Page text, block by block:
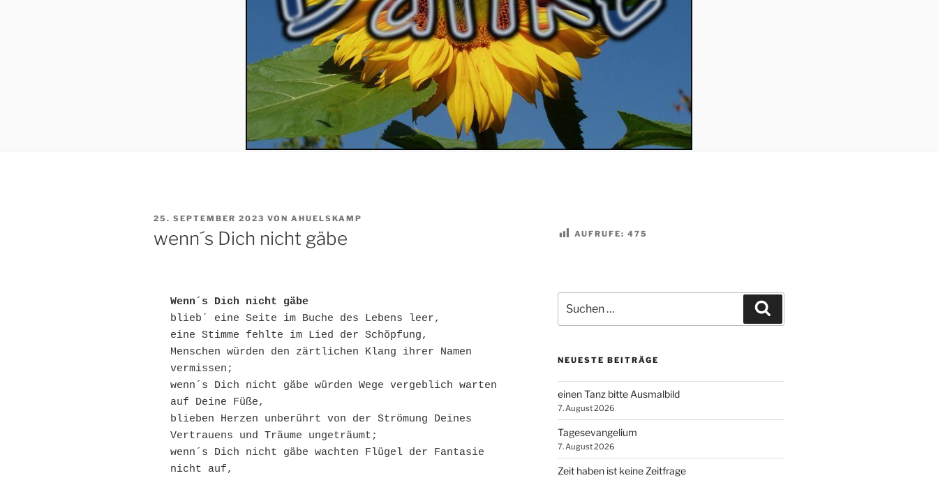
VERÖFFENTLICHT
25. SEPTEMBER 2023 VON AHUELSKAMP
wenn´s Dich nicht gäbe
Wenn´s Dich nicht gäbe
blieb´ eine Seite im Buche des Lebens leer,
eine Stimme fehlte im Lied der Schöpfung,
Menschen würden den zärtlichen Klang ihrer Namen
vermissen;
wenn´s Dich nicht gäbe würden Wege vergeblich warten
auf Deine Füße,
blieben Herzen unberührt von der Strömung Deines
Vertrauens und Träume ungeträumt;
wenn´s Dich nicht gäbe wachten Flügel der Fantasie
nicht auf,
AUFRUFE: 475
nach:
NEUESTE BEITRÄGE
einen Tanz bitte Ausmalbild
7. August 2026
Tagesevangelium
7. August 2026
Zeit haben ist keine Zeitfrage